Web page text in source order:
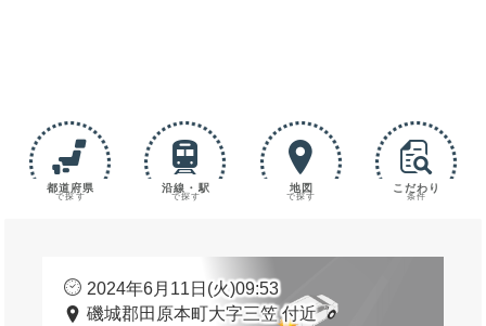
都道府県
で探す
沿線・駅
で探す
地図
で探す
こだわり
条件
2024年6月11日(火)09:53
磯城郡田原本町大字三笠 付近